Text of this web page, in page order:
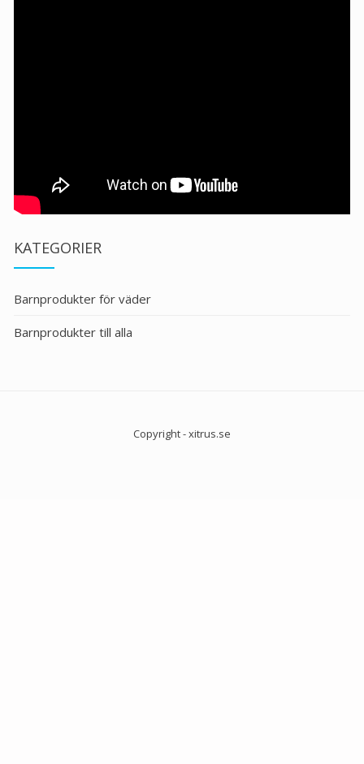
KATEGORIER
Barnprodukter för väder
Barnprodukter till alla